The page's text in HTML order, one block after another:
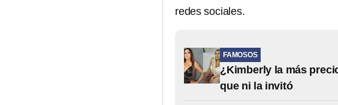
redes sociales.
FAMOSOS
¿Kimberly la más
que ni la invitó